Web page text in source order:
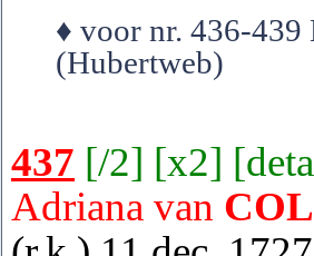
♦ voor nr. 436-439
(Hubertweb)
437 [/2] [x2] [
Adriana van COL